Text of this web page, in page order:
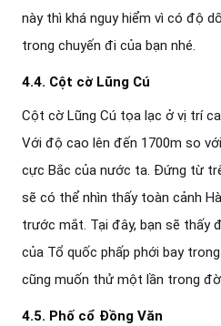
này thì khá nguy hiểm vì có độ
trong chuyến đi của bạn nhé.
4.4. Cột cờ Lũng Cú
Cột cờ Lũng Cú tọa lạc ở vị trí
Với độ cao lên đến 1700m so
cực Bắc của nước ta. Đứng từ
sẽ có thể nhìn thấy toàn cảnh
trước mắt. Tại đây, bạn sẽ thấy
của Tổ quốc phấp phới bay
cũng muốn thử một lần trong
4.5. Phố cổ Đồng Văn